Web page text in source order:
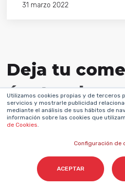
Utilizamos cookies propias y de terceros
servicios y mostrarle publicidad
mediante el análisis de sus hábitos de
información sobre las cookies que
de Cookies.
Configuración de
ACEPTAR
31 marzo 2022
Deja tu
únete a la
conversación
*